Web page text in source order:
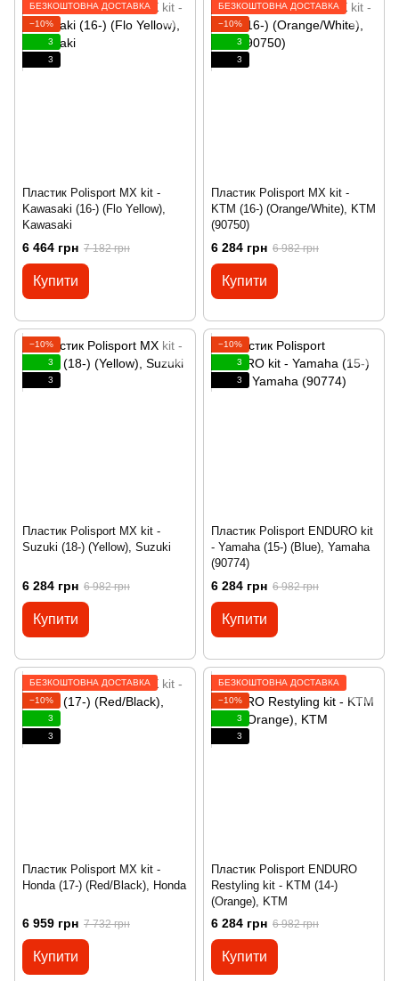
БЕЗКОШТОВНА ДОСТАВКА
−10%
3
3
Пластик Polisport MX kit -
Kawasaki (16-) (Flo Yellow),
Kawasaki
6 464 грн 7 182 грн
Купити
БЕЗКОШТОВНА ДОСТАВКА
−10%
3
3
Пластик Polisport MX kit -
KTM (16-) (Orange/White), KTM
(90750)
6 284 грн 6 982 грн
Купити
−10%
3
3
Пластик Polisport MX kit -
Suzuki (18-) (Yellow), Suzuki
6 284 грн 6 982 грн
Купити
−10%
3
3
Пластик Polisport ENDURO kit
- Yamaha (15-) (Blue), Yamaha
(90774)
6 284 грн 6 982 грн
Купити
БЕЗКОШТОВНА ДОСТАВКА
−10%
3
3
Пластик Polisport MX kit -
Honda (17-) (Red/Black), Honda
6 959 грн 7 732 грн
Купити
БЕЗКОШТОВНА ДОСТАВКА
−10%
3
3
Пластик Polisport ENDURO
Restyling kit - KTM (14-)
(Orange), KTM
6 284 грн 6 982 грн
Купити